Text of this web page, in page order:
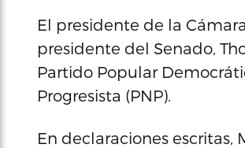
El presidente de la
presidente del Senado,
Partido Popular
Progresista (PNP).
En declaraciones escritas,